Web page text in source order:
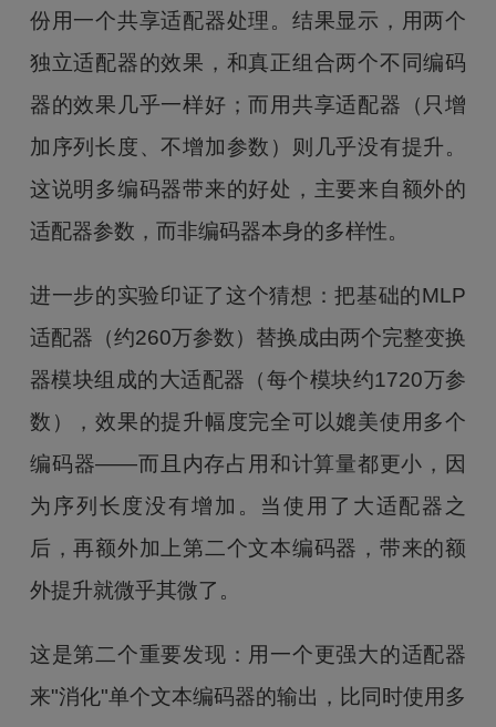
份用一个共享适配器处理。结果显示，用两个
独立适配器的效果，和真正组合两个不同编码
器的效果几乎一样好；而用共享适配器（只增
加序列长度、不增加参数）则几乎没有提升。
这说明多编码器带来的好处，主要来自额外的
适配器参数，而非编码器本身的多样性。
进一步的实验印证了这个猜想：把基础的MLP
适配器（约260万参数）替换成由两个完整变换
器模块组成的大适配器（每个模块约1720万参
数），效果的提升幅度完全可以媲美使用多个
编码器——而且内存占用和计算量都更小，因
为序列长度没有增加。当使用了大适配器之
后，再额外加上第二个文本编码器，带来的额
外提升就微乎其微了。
这是第二个重要发现：用一个更强大的适配器
来"消化"单个文本编码器的输出，比同时使用多